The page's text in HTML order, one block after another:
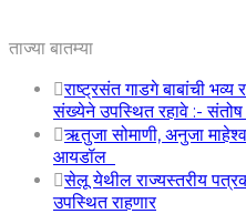
ताज्या बातम्या
राष्ट्रसंत गाडगे बाबांची
संख्येने उपस्थित रहावे :- संतोष
ऋतुजा सोमाणी, अनुजा
आयडॉल
सेलू येथील राज्यस्तरीय
उपस्थित राहणार